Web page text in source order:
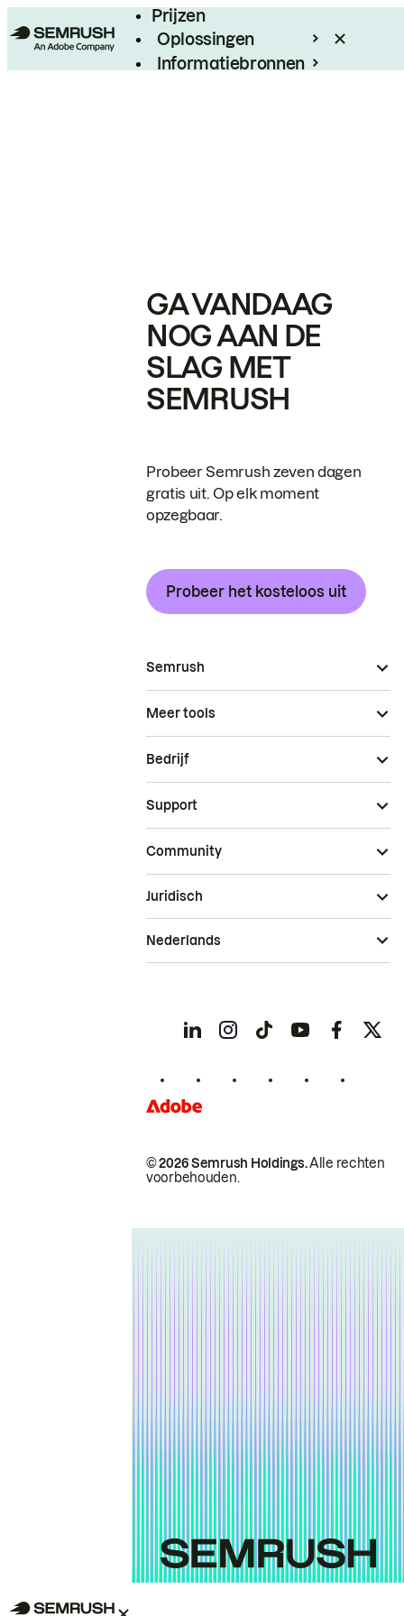
Prijzen
Oplossingen
Informatiebronnen
GA VANDAAG
NOG AAN DE
SLAG MET
SEMRUSH
Probeer Semrush zeven dagen
gratis uit. Op elk moment
opzegbaar.
Probeer het kosteloos uit
Semrush
Meer tools
Bedrijf
Support
Community
© 2026 Semrush Holdings.Alle rechten
voorbehouden.
Juridisch
Nederlands